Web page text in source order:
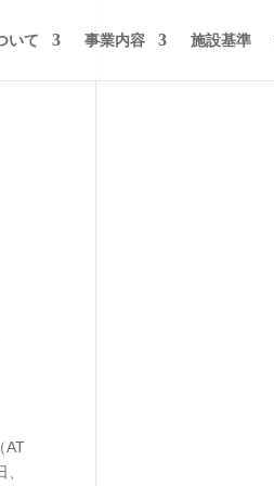
いて 事業内容 施設基準
AT